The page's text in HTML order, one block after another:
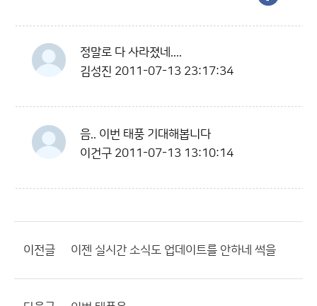
정말로 다 사라졌네....
김성진 2011-07-13 23:17:34
음.. 이번 태풍 기대해봅니다
이건구 2011-07-13 13:10:14
이전글 이젠 실시간 소식도 업데이트를 안하네 썩을